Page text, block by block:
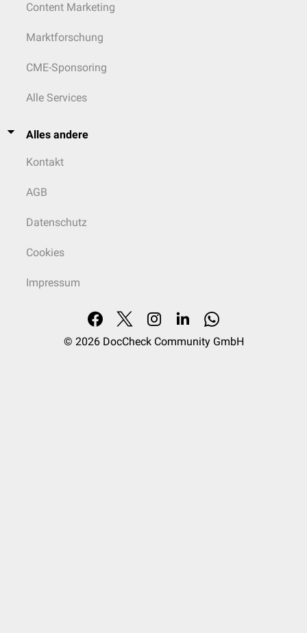
Content Marketing
Marktforschung
CME-Sponsoring
Alle Services
Alles andere
Kontakt
AGB
Datenschutz
Cookies
Impressum
© 2026 DocCheck Community GmbH